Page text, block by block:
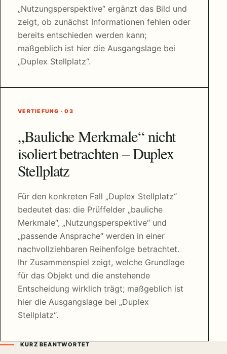
„Nutzungsperspektive“ ergänzt das Bild und
zeigt, ob zunächst Informationen fehlen oder
bereits entschieden werden kann;
maßgeblich ist hier die Ausgangslage bei
„Duplex Stellplatz“.
VERTIEFUNG · 03
„Bauliche Merkmale“ nicht
isoliert betrachten – Duplex
Stellplatz
Für den konkreten Fall „Duplex Stellplatz“
bedeutet das: die Prüffelder „bauliche
Merkmale“, „Nutzungsperspektive“ und
„passende Ansprache“ werden in einer
nachvollziehbaren Reihenfolge betrachtet.
Ihr Zusammenspiel zeigt, welche Grundlage
für das Objekt und die anstehende
Entscheidung wirklich trägt; maßgeblich ist
hier die Ausgangslage bei „Duplex
Stellplatz“.
KURZ BEANTWORTET